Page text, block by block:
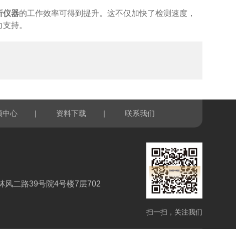
仪器的工作效率可得到提升。这不仅加快了检测速度，
持。
中心 | 资料下载 | 联系我们
风二路39号院4号楼7层702
扫一扫，关注我们